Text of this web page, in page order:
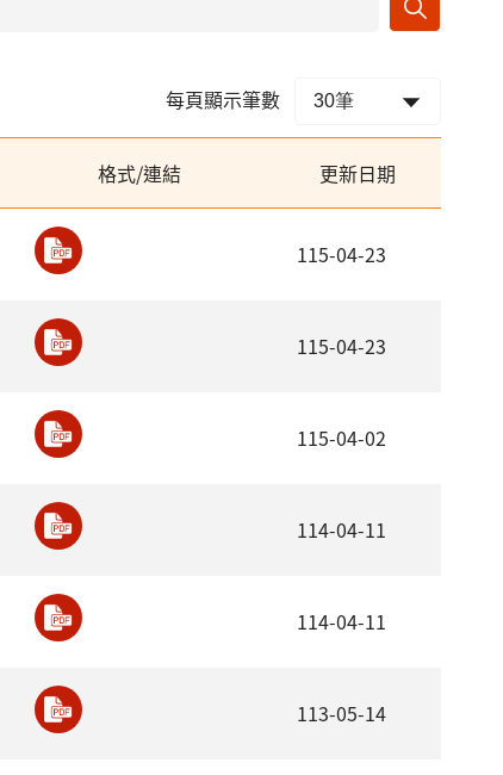
每頁顯示筆數
格式/連結 更新日期
115-04-23
115-04-23
115-04-02
114-04-11
114-04-11
113-05-14